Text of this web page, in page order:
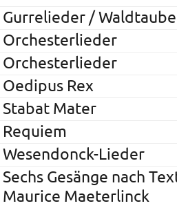
Gurrelieder / Waldtaube
Orchesterlieder
Orchesterlieder
Oedipus Rex
Stabat Mater
Requiem
Wesendonck-Lieder
Sechs Gesänge nach
Maurice Maeterlinck